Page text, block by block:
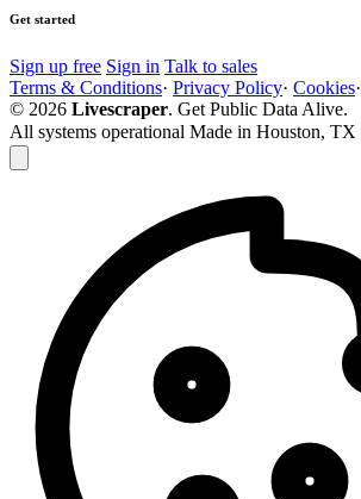
Get started
Sign up free Sign in Talk to sales
Terms & Conditions· Privacy Policy· Cookies·
© 2026 Livescraper. Get Public Data Alive.
All systems operational Made in Houston, TX